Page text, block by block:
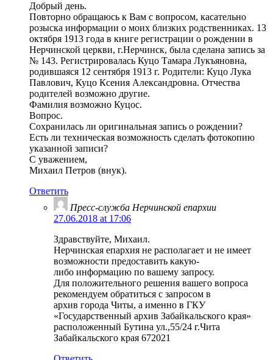
Добрый день.
Повторно обращаюсь к Вам с вопросом, касательно
розыска информации о моих близких родственниках. 13
октября 1913 года в книге регистрации о рождении в
Нерчинской церкви, г.Нерчинск, была сделана запись за
№ 143. Регистрировалась Куцо Тамара Лукъяновна,
родившаяся 12 сентября 1913 г. Родители: Куцо Лука
Павлович, Куцо Ксения Александровна. Отчества
родителей возможно другие.
Фамилия возможно Куцос.
Вопрос.
Сохранилась ли оригинальная запись о рождении?
Есть ли техническая возможность сделать фотокопию
указанной записи?
С уважением,
Михаил Петров (внук).
Ответить
Пресс-служба Нерчинской епархии
27.06.2018 at 17:06
Здравствуйте, Михаил.
Нерчинская епархия не располагает и не имеет
возможности предоставить какую-
либо информацию по вашему запросу.
Для положительного решения вашего вопроса
рекомендуем обратиться с запросом в
архив города Читы, а именно в ГКУ
«Государственный архив Забайкальского края»
расположенный Бутина ул.,55/24 г.Чита
Забайкальского края 672021